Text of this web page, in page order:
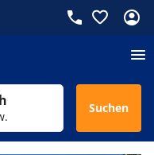
Suchen